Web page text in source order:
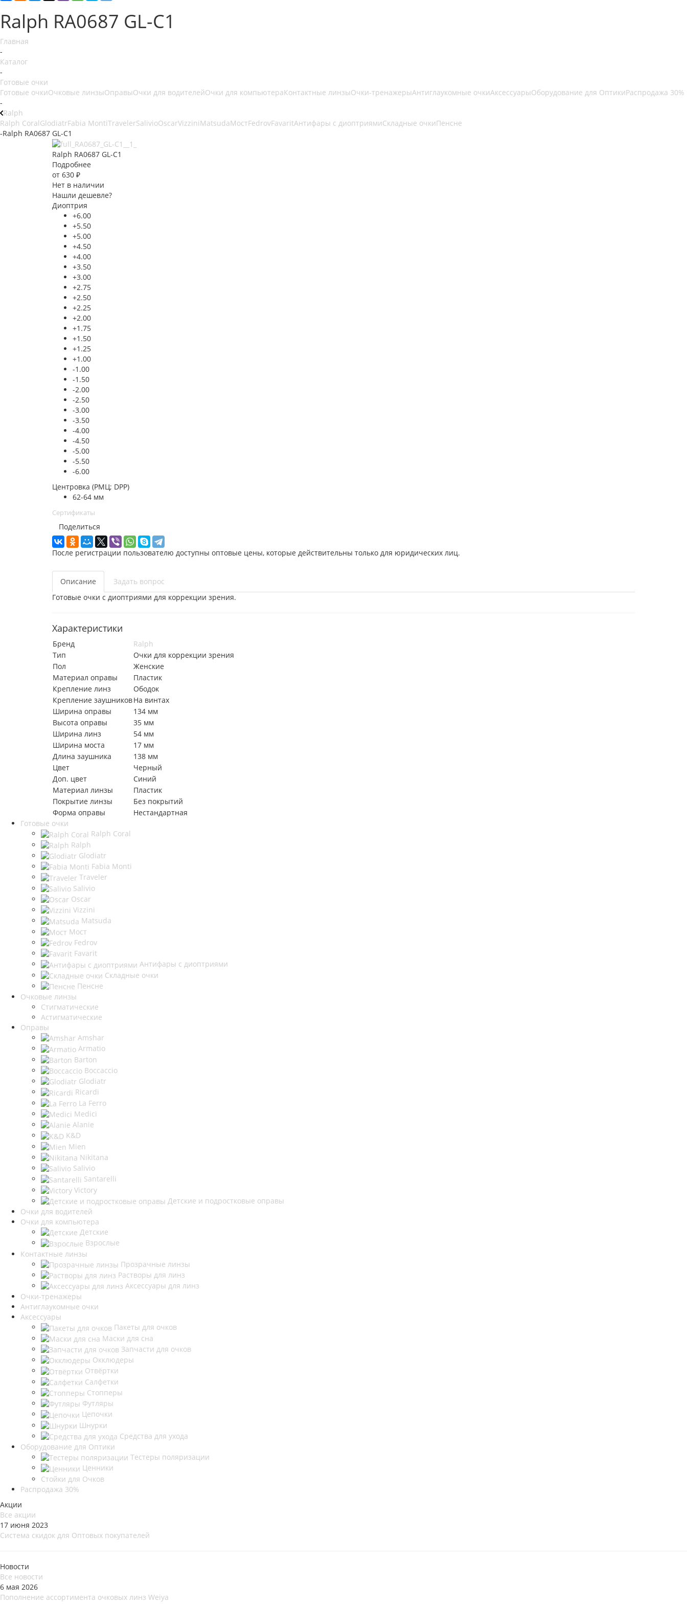
Ralph RA0687 GL-C1
Главная
-
Каталог
-
Готовые очки
Готовые очкиОчковые линзыОправыОчки для водителейОчки для компьютераКонтактные линзыОчки-тренажерыАнтиглаукомные очкиАксессуарыОборудование для ОптикиРаспродажа 30%
-
Ralph
Ralph CoralGlodiatrFabia MontiTravelerSalivioOscarVizziniMatsudaМостFedrovFavaritАнтифары с диоптриямиСкладные очкиПенсне
-Ralph RA0687 GL-C1
Ralph RA0687 GL-C1
Подробнее
от 630 ₽
Нет в наличии
Нашли дешевле?
Диоптрия
+6.00
+5.50
+5.00
+4.50
+4.00
+3.50
+3.00
+2.75
+2.50
+2.25
+2.00
+1.75
+1.50
+1.25
+1.00
-1.00
-1.50
-2.00
-2.50
-3.00
-3.50
-4.00
-4.50
-5.00
-5.50
-6.00
Центровка (РМЦ; DPP)
62-64 мм
Сертификаты
Поделиться
После регистрации пользователю доступны оптовые цены, которые действительны только для юридических лиц.
Описание
Задать вопрос
Готовые очки с диоптриями для коррекции зрения.
Характеристики
Бренд
Ralph
Тип
Очки для коррекции зрения
Пол
Женские
Материал оправы
Пластик
Крепление линз
Ободок
Крепление заушниковНа винтах
Ширина оправы
134 мм
Высота оправы
35 мм
Ширина линз
54 мм
Ширина моста
17 мм
Длина заушника
138 мм
Цвет
Черный
Доп. цвет
Синий
Материал линзы
Пластик
Покрытие линзы
Без покрытий
Форма оправы
Нестандартная
Готовые очки
Ralph Coral
Ralph
Glodiatr
Fabia Monti
Traveler
Salivio
Oscar
Vizzini
Matsuda
Мост
Fedrov
Favarit
Антифары с диоптриями
Складные очки
Пенсне
Очковые линзы
Стигматические
Астигматические
Оправы
Amshar
Armatio
Barton
Boccaccio
Glodiatr
Ricardi
La Ferro
Medici
Alanie
K&D
Mien
Nikitana
Salivio
Santarelli
Victory
Детские и подростковые оправы
Очки для водителей
Очки для компьютера
Детские
Взрослые
Контактные линзы
Прозрачные линзы
Растворы для линз
Аксессуары для линз
Очки-тренажеры
Антиглаукомные очки
Аксессуары
Пакеты для очков
Маски для сна
Запчасти для очков
Окклюдеры
Отвёртки
Салфетки
Стопперы
Футляры
Цепочки
Шнурки
Средства для ухода
Оборудование для Оптики
Тестеры поляризации
Ценники
Стойки для Очков
Распродажа 30%
Акции
Все акции
17 июня 2023
Система скидок для Оптовых покупателей
Новости
Все новости
6 мая 2026
Пополнение ассортимента очковых линз Weiya